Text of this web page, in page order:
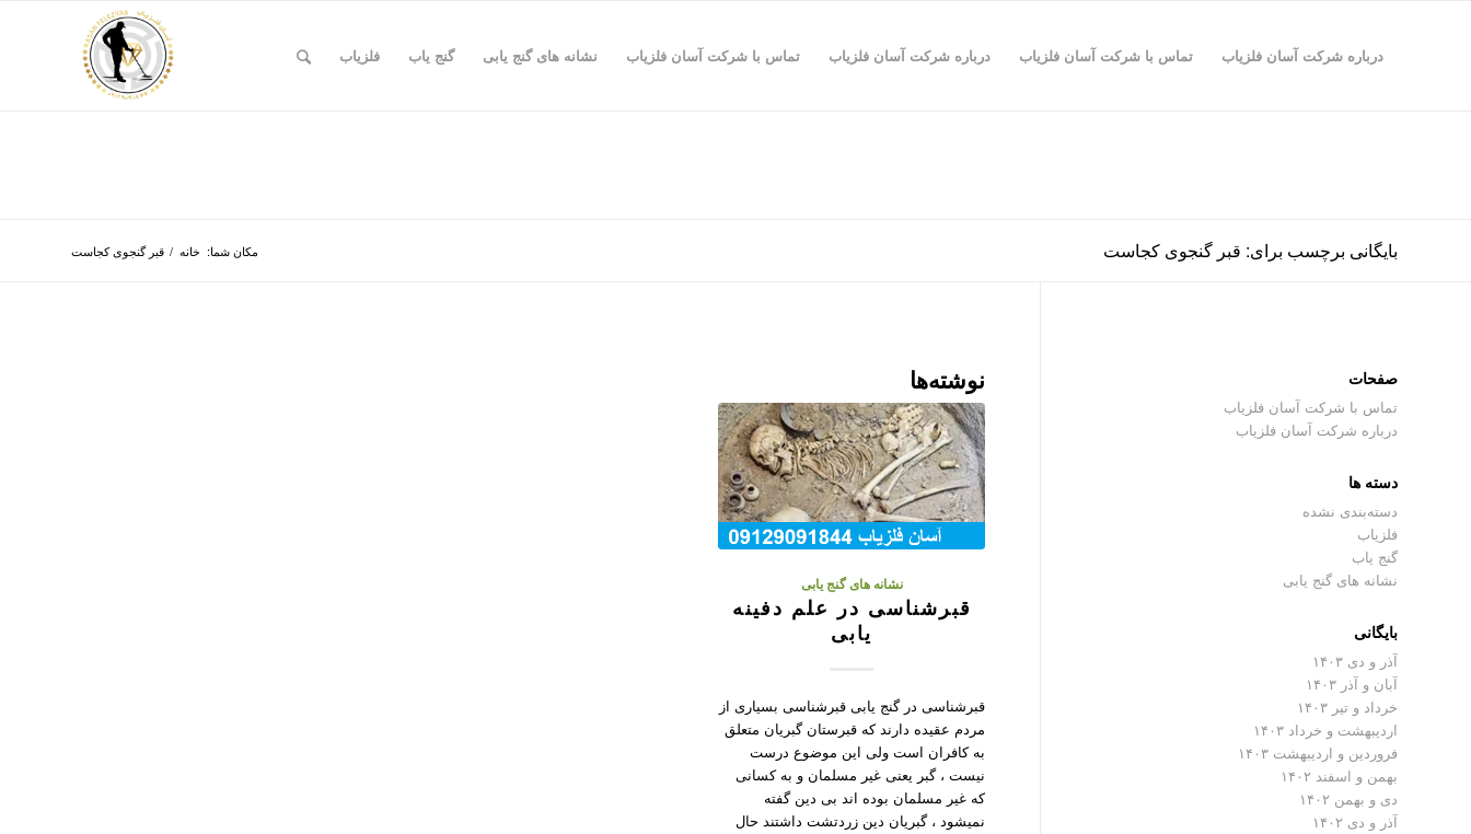
درباره شرکت آسان فلزیاب تماس با شرکت آسان فلزیاب درباره شرکت آسان فلزیاب تماس با شرکت آسان فلزیاب نشانه های گنج یابی گنج یاب فلزیاب
بایگانی برچسب برای: قبر گنجوی کجاست مکان شما: خانه / قبر گنجوی کجاست
نوشته‌ها
نشانه های گنج یابی
قبرشناسی در علم دفینه
یابی
قبرشناسی در گنج یابی قبرشناسی بسیاری از
مردم عقیده دارند که قبرستان گبریان متعلق
به کافران است ولی این موضوع درست
نیست ، گبر یعنی غیر مسلمان و به کسانی
که غیر مسلمان بوده اند بی دین گفته
نمیشود ، گبریان دین زردتشت داشتند حال
صفحات
تماس با شرکت آسان فلزیاب
درباره شرکت آسان فلزیاب
دسته ها
دسته‌بندی نشده
فلزیاب
گنج یاب
نشانه های گنج یابی
بایگانی
آذر و دی ۱۴۰۳
آبان و آذر ۱۴۰۳
خرداد و تیر ۱۴۰۳
اردیبهشت و خرداد ۱۴۰۳
فروردین و اردیبهشت ۱۴۰۳
بهمن و اسفند ۱۴۰۲
دی و بهمن ۱۴۰۲
آذر و دی ۱۴۰۲